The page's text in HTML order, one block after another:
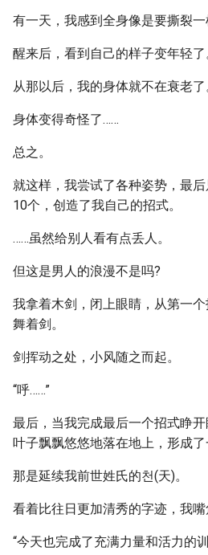
有一天，我感到全身像是要撕裂一
醒来后，看到自己的样子变年轻了
从那以后，我的身体就不在衰老了
身体变得奇怪了……
总之。
就这样，我尝试了各种姿势，最
10个，创造了我自己的招式。
……虽然给别人看有点丢人。
但这是男人的浪漫不是吗?
我拿着木剑，闭上眼睛，从第一
舞着剑。
剑挥动之处，小风随之而起。
“呼……”
最后，当我完成最后一个招式睁
叶子飘飘悠悠地落在地上，形成了
那是延续我前世姓氏的천(天)。
看着比往日更加清秀的字迹，我嘴
“今天也完成了充满力量和活力的